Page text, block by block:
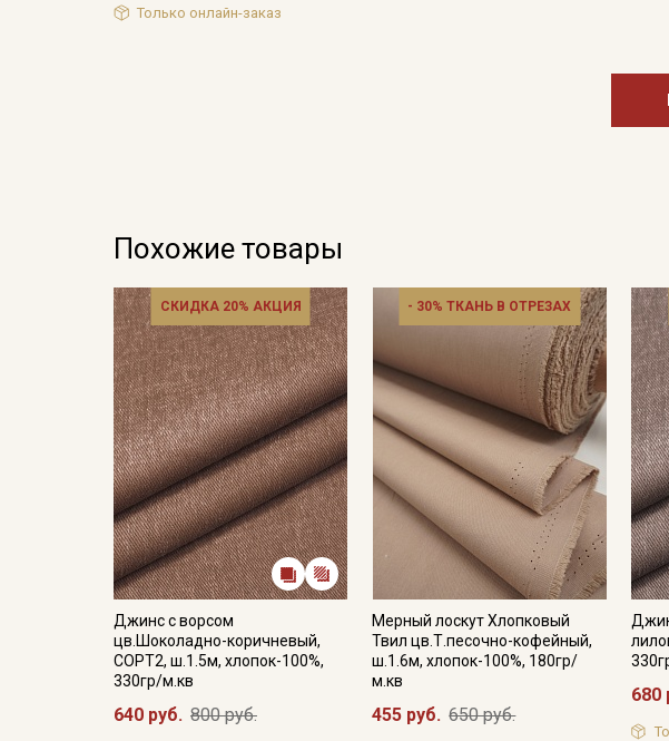
Только онлайн-заказ
Похожие товары
СКИДКА 20% АКЦИЯ
Джинс с ворсом
цв.Шоколадно-коричневый,
СОРТ2, ш.1.5м, хлопок-100%,
330гр/м.кв
640 руб. 800 руб.
- 30% ТКАНЬ В ОТРЕЗАХ
Мерный лоскут Хлопковый
Твил цв.Т.песочно-кофейный,
ш.1.6м, хлопок-100%, 180гр/
м.кв
455 руб. 650 руб.
680